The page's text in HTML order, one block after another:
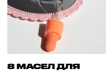
8 МАСЕЛ ДЛЯ